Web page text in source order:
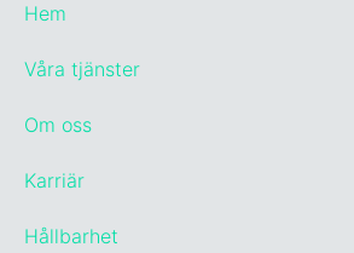
Hem
Våra tjänster
Om oss
Karriär
Hållbarhet